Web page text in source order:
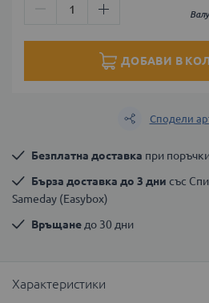
ДОБАВИ В
Сподели
Безплатна доставка при
Бърза доставка до 3 дни със
Sameday (Easybox)
Връщане до 30 дни
Характеристики